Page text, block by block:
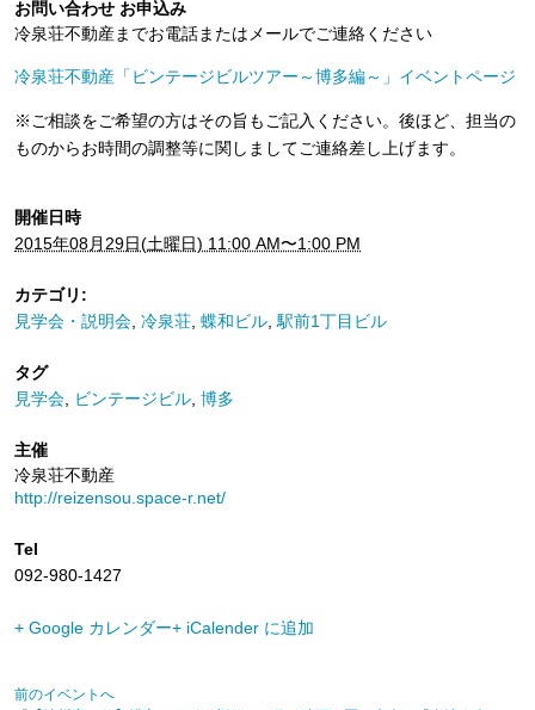
お問い合わせ お申込み
冷泉荘不動産までお電話またはメールでご連絡ください
冷泉荘不動産「ビンテージビルツアー～博多編～」イベントページ
※ご相談をご希望の方はその旨もご記入ください。後ほど、担当の
ものからお時間の調整等に関しましてご連絡差し上げます。
開催日時
2015年08月29日(土曜日) 11:00 AM〜1:00 PM
カテゴリ:
見学会・説明会 冷泉荘 蝶和ビル 駅前1丁目ビル
タグ
見学会
ビンテージビル 博多
主催
冷泉荘不動産
http://reizensou.space-r.net/
Tel
092-980-1427
+ Google カレンダー+ iCalender に追加
前のイベントへ